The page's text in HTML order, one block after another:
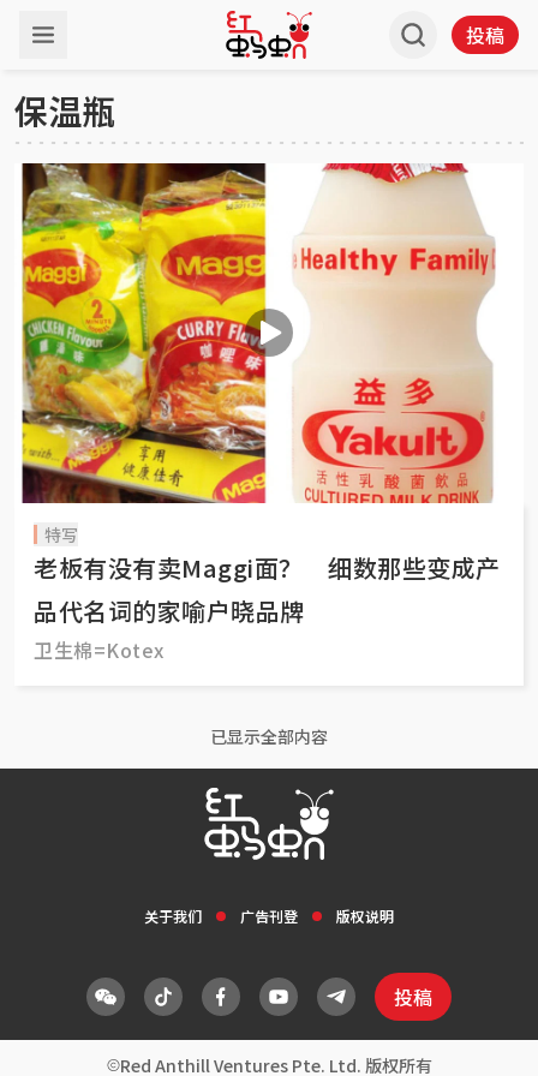
投稿
保温瓶
特写
老板有没有卖Maggi面？ 细数那些变成产
品代名词的家喻户晓品牌
卫生棉=Kotex
已显示全部内容
关于我们 广告刊登 版权说明
投稿
Red Anthill Ventures Pte. Ltd. 版权所有